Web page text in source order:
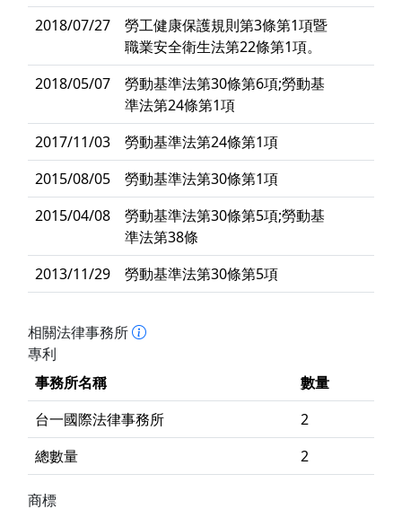
2018/07/27
勞工健康保護規則第3條第1項暨
職業安全衛生法第22條第1項。
2018/05/07
勞動基準法第30條第6項;勞動基
準法第24條第1項
2017/11/03
勞動基準法第24條第1項
2015/08/05
勞動基準法第30條第1項
2015/04/08
勞動基準法第30條第5項;勞動基
準法第38條
2013/11/29
勞動基準法第30條第5項
相關法律事務所
專利
事務所名稱
數量
台一國際法律事務所
2
總數量
2
商標